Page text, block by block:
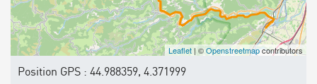
Leaflet | ©Openstreetmapcontributors
Position GPS : 44.988359, 4.371999